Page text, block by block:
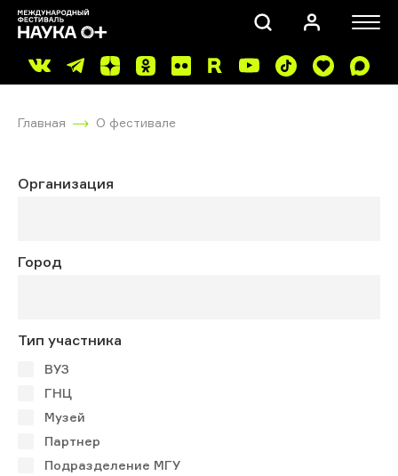
Главная О фестивале
Организация
Город
Тип участника
ВУЗ
ГНЦ
Музей
Партнер
Подразделение МГУ